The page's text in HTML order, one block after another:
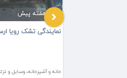
2 هفته پیش
نمایندگی تشک رویا
خانه و آشپزخانه، وسایل و